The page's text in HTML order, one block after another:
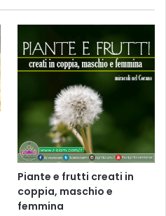
Piante e frutti creati in
coppia, maschio e
femmina